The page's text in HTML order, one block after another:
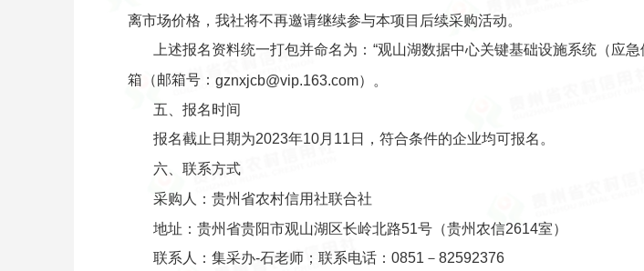
离市场价格，我社将不再邀请继续参与本项目后续采购活动。
上述报名资料统一打包并命名为：“观山湖数据中心关键基础设施系统（
箱（邮箱号： gznxjcb@vip.163.com）。
五、报名时间
报名截止日期为2023年10月11日，符合条件的企业均可报名。
六、联系方式
采购人：贵州省农村信用社联合社
地址：贵州省贵阳市观山湖区长岭北路51号（贵州农信2614室）
联系人：集采办-石老师；联系电话：0851－82592376